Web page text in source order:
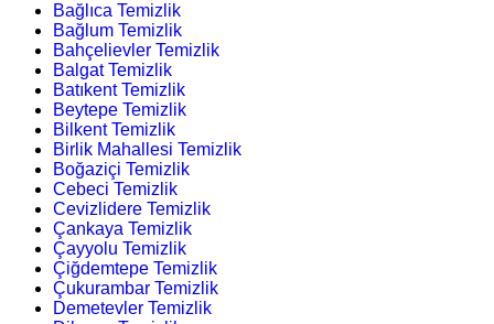
Bağlıca Temizlik
Bağlum Temizlik
Bahçelievler Temizlik
Balgat Temizlik
Batıkent Temizlik
Beytepe Temizlik
Bilkent Temizlik
Birlik Mahallesi Temizlik
Boğaziçi Temizlik
Cebeci Temizlik
Cevizlidere Temizlik
Çankaya Temizlik
Çayyolu Temizlik
Çiğdemtepe Temizlik
Çukurambar Temizlik
Demetevler Temizlik